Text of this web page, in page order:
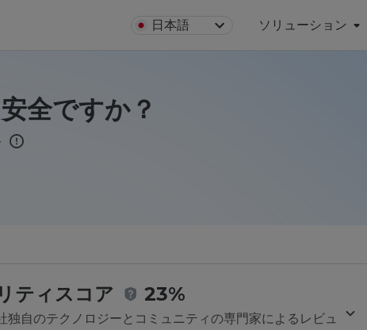
日本語 ソリューション
全ですか？
ティスコア 23%
独自のテクノロジーとコミュニティの専門家によるレビュ